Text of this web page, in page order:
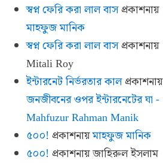
স্বপ্ন ফেরি করা লাল বাসপ্রকাশনায়
মাহফুজ মানিক
স্বপ্ন ফেরি করা লাল বাসপ্রকাশনায়
Mitali Roy
ইন্টারনেট নির্ভরতার কালপ্রকাশনায়
জনজীবনের ওপর ইন্টারনেটের ঘা -
Mahfuzur Rahman Manik
৫০০! প্রকাশনায়মাহফুজ মানিক
৫০০! প্রকাশনায়জাহিরুল ইসলাম